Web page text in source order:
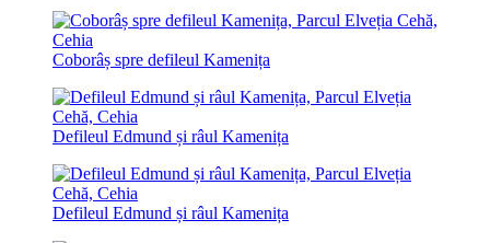
Coborâș spre defileul Kamenița
Defileul Edmund și râul Kamenița
Defileul Edmund și râul Kamenița